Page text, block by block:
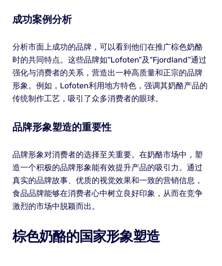
成功案例分析
分析市面上成功的品牌，可以看到他们在推广棕色奶酪
时的共同特点。这些品牌如“Lofoten”及“Fjordland”通过
强化与消费者的关系，营造出一种高质量和正宗的品牌
形象。例如，Lofoten利用地方特色，强调其奶酪产品的
传统制作工艺，吸引了众多消费者的眼球。
品牌形象塑造的重要性
品牌形象对消费者的选择至关重要。在奶酪市场中，塑
造一个积极的品牌形象能有效提升产品的吸引力。通过
真实的品牌故事、优质的视觉效果和一致的营销信息，
食品品牌能够在消费者心中树立良好印象，从而在竞争
激烈的市场中脱颖而出。
棕色奶酪的国家形象塑造